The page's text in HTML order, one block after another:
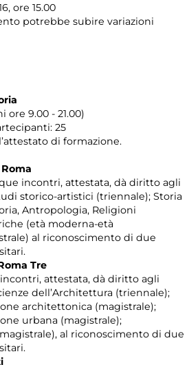
ore 15.00
potrebbe subire variazioni
9.00 - 21.00)
25
di formazione.
incontri, attestata, dà diritto agli
storico-artistici (triennale); Storia
Antropologia, Religioni
(età moderna-età
al riconoscimento di due
Tre
attestata, dà diritto agli
dell’Architettura (triennale);
architettonica (magistrale);
urbana (magistrale);
al riconoscimento di due